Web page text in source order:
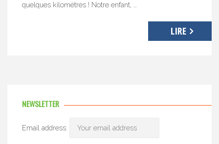
quelques kilomètres ! Notre enfant, …
LIRE
NEWSLETTER
Email address: